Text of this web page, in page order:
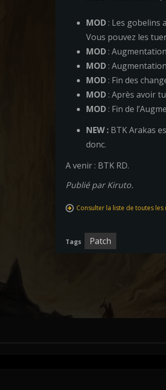
MOD: Les gobelins
Vous pouvez les
MOD:
MOD:
MOD: Fin des
MOD: Après avoir
MOD: Fin de
NEW :BTK Arakas
donc.
A venir : BTK RD.
Publié par Kiruto.
Consulter la liste de toutes les
Tags Patch